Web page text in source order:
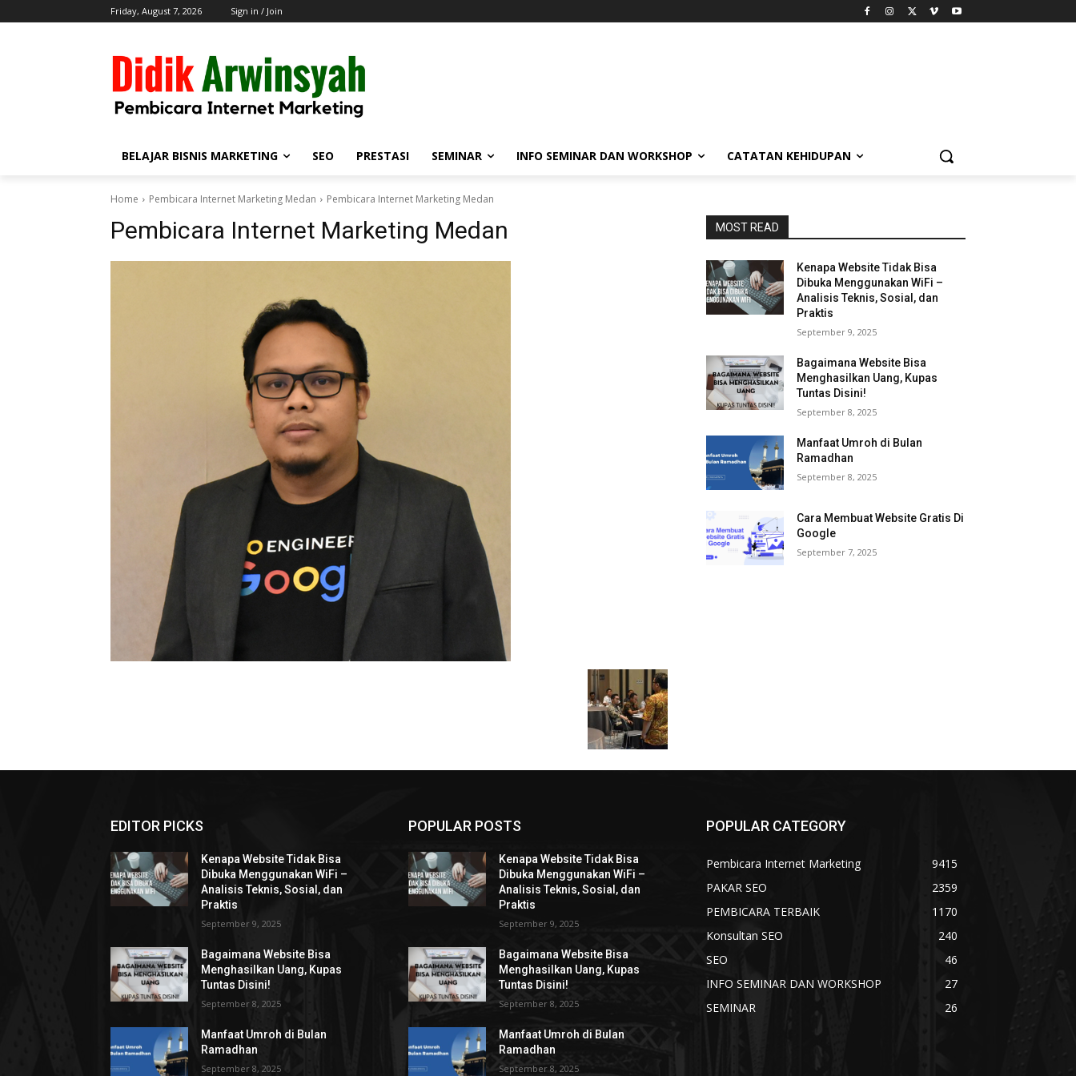
Friday, August 7, 2026 Sign in / Join
BELAJAR BISNIS MARKETING SEO PRESTASI SEMINAR INFO SEMINAR DAN WORKSHOP CATATAN KEHIDUPAN
Home Pembicara Internet Marketing Medan Pembicara Internet Marketing Medan
Pembicara Internet Marketing Medan MOST READ
Kenapa Website Tidak Bisa
Dibuka Menggunakan WiFi –
Analisis Teknis, Sosial, dan
Praktis
September 9, 2025
Bagaimana Website Bisa
Menghasilkan Uang, Kupas
Tuntas Disini!
September 8, 2025
Manfaat Umroh di Bulan
Ramadhan
September 8, 2025
Cara Membuat Website Gratis Di
Google
September 7, 2025
EDITOR PICKS
Kenapa Website Tidak Bisa
Dibuka Menggunakan WiFi –
Analisis Teknis, Sosial, dan
Praktis
September 9, 2025
Bagaimana Website Bisa
Menghasilkan Uang, Kupas
Tuntas Disini!
September 8, 2025
Manfaat Umroh di Bulan
Ramadhan
September 8, 2025
POPULAR POSTS
Kenapa Website Tidak Bisa
Dibuka Menggunakan WiFi –
Analisis Teknis, Sosial, dan
Praktis
September 9, 2025
Bagaimana Website Bisa
Menghasilkan Uang, Kupas
Tuntas Disini!
September 8, 2025
Manfaat Umroh di Bulan
Ramadhan
September 8, 2025
POPULAR CATEGORY
Pembicara Internet Marketing
9415
PAKAR SEO
2359
PEMBICARA TERBAIK
1170
Konsultan SEO
240
SEO
46
INFO SEMINAR DAN WORKSHOP
27
SEMINAR
26